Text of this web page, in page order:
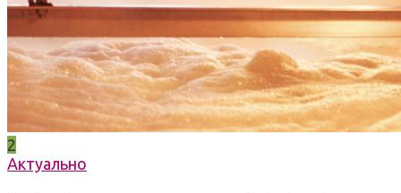
2
Актуально